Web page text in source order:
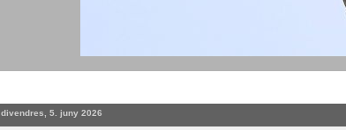
divendres, 5. juny 2026